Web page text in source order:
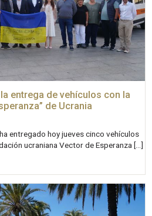
entrega de vehículos con la
de Ucrania
entregado hoy jueves cinco vehículos
ucraniana Vector de Esperanza […]